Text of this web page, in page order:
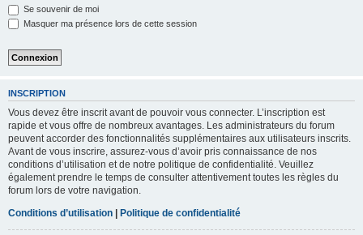
Se souvenir de moi
Masquer ma présence lors de cette session
INSCRIPTION
Vous devez être inscrit avant de pouvoir vous connecter. L’inscription est
rapide et vous offre de nombreux avantages. Les administrateurs du forum
peuvent accorder des fonctionnalités supplémentaires aux utilisateurs inscrits.
Avant de vous inscrire, assurez-vous d’avoir pris connaissance de nos
conditions d’utilisation et de notre politique de confidentialité. Veuillez
également prendre le temps de consulter attentivement toutes les règles du
forum lors de votre navigation.
Conditions d’utilisation | Politique de confidentialité